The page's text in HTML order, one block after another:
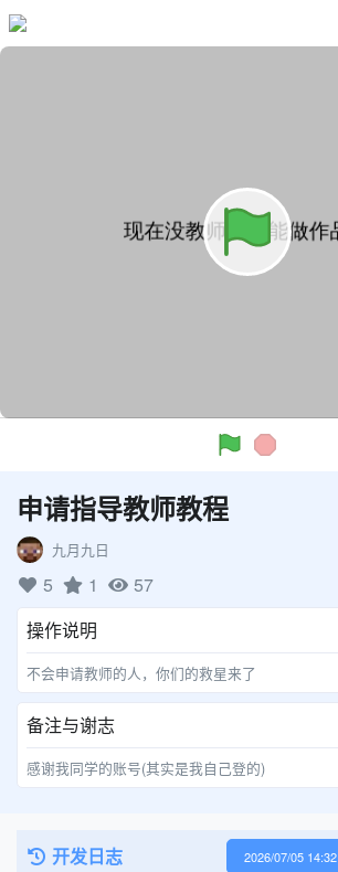
申请指导教师教程
九月九日
5 1 57
操作说明
不会申请教师的人，你们的救星来了
备注与谢志
感谢我同学的账号(其实是我自己登的)
开发日志 2026/07/05 14:32